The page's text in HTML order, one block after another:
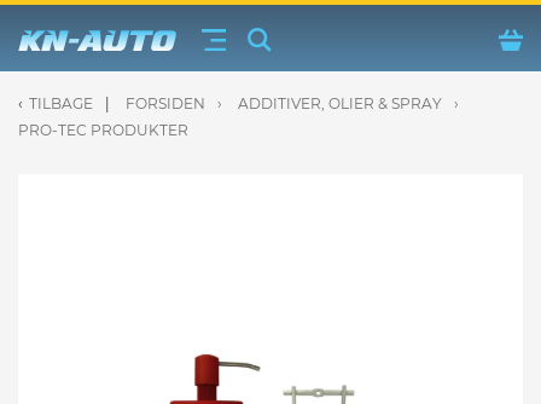
fra Jwl
TILBAGE FORSIDEN
ADDITIVER, OLIER & SPRAY
PRO-TEC PRODUKTER